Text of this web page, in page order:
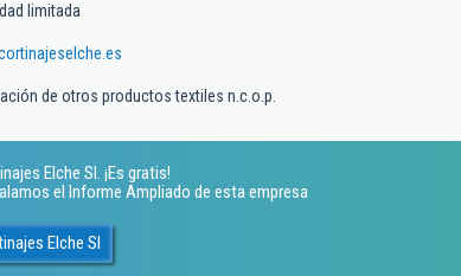
limitada
de otros productos textiles n.c.o.p.
Elche Sl. ¡Es gratis!
el Informe Ampliado de esta empresa
Elche Sl